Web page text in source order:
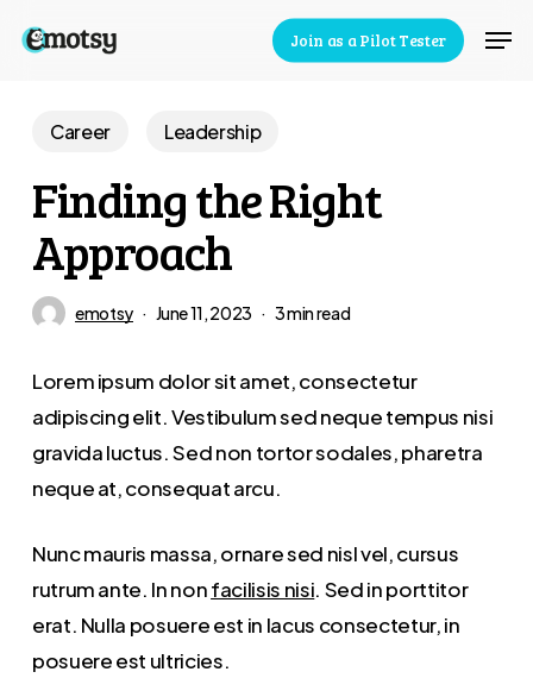
content
Join as a Pilot Tester
Career Leadership
Finding the Right
Approach
emotsy June 11, 2023 3 min read
Lorem ipsum dolor sit amet, consectetur
adipiscing elit. Vestibulum sed neque tempus nisi
gravida luctus. Sed non tortor sodales, pharetra
neque at, consequat arcu.
Nunc mauris massa, ornare sed nisl vel, cursus
rutrum ante. In nonfacilisis nisi. Sed in porttitor
erat. Nulla posuere est in lacus consectetur, in
posuere est ultricies.